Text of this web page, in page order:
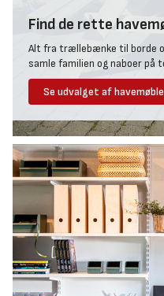
Find de rette
Alt fra trællebænke til borde
samle familien og naboer på
Se udvalget af